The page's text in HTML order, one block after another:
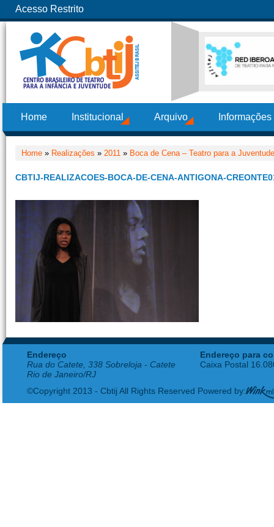
Acesso Restrito
Home Institucional Arquivo
Home » Realizações » 2011 » Boca de Cena – Teatro para a
CBTIJ-REALIZACOES-BOCA-DE-CENA-ANTIGONA-
Endereço
Rua do Catete, 338 Sobreloja - Catete
Rio de Janeiro/RJ
Endereço para
Caixa Postal
©Copyright 2013 - Cbtij All Rights Reserved Powered by: